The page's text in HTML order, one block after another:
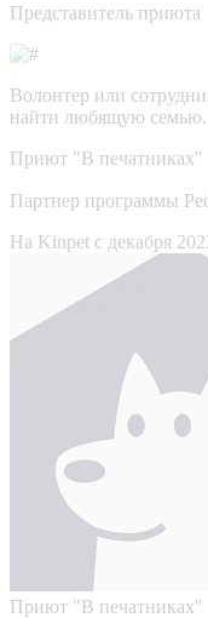
Представитель приюта
Волонтер или
найти любящую семью.
Приют "В печатниках"
Партнер программы
На Kinpet c декабря
Приют "В печатниках"